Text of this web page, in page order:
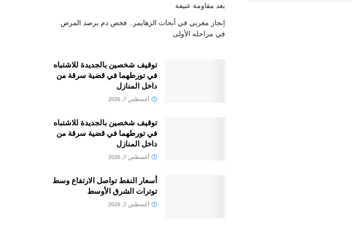
بعد مقاومة عنيفة
إنجاز مغربي في أبحاث الزهايمر.. فحص دم يرصد المرض
في مراحله الأولى
توقيف شخصين بالجديدة للاشتباه
في تورطهما في قضية سرقة من
داخل المنازل
أغسطس 7, 2026
توقيف شخصين بالجديدة للاشتباه
في تورطهما في قضية سرقة من
داخل المنازل
أغسطس 7, 2026
أسعار النفط تواصل الارتفاع وسط
توترات الشرق الأوسط
أغسطس 7, 2026